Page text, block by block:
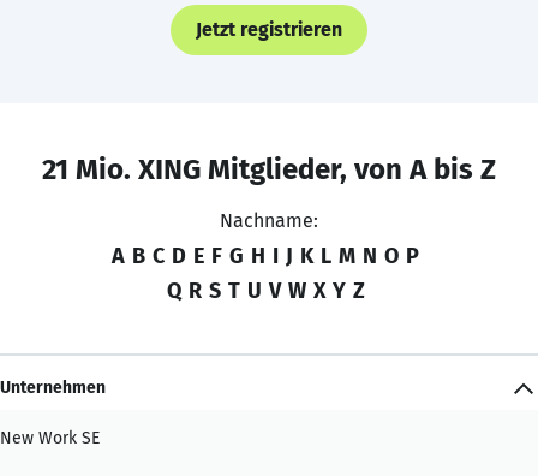
Jetzt registrieren
21 Mio. XING Mitglieder, von A bis Z
Nachname:
A B C D E F G H I J K L M N O P
Q R S T U V W X Y Z
Unternehmen
New Work SE